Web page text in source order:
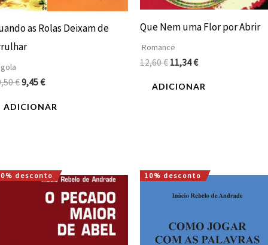
as Rolas Deixam de
€9,45€
ADICIONAR
Que Nem uma Flor por Abrir
Romance
12,60€ 11,34€
ADICIONAR
desconto
O
original
O
preço
atual
11,34 €.
10% desconto
O
preço
12,00 €.
O
preço
10,80 €.